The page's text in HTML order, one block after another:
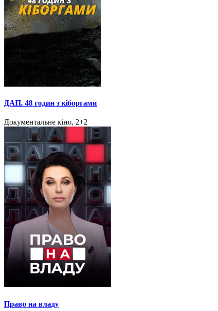
ДАП. 48 годин з кіборгами
Документальне кіно, 2+2
Право на владу